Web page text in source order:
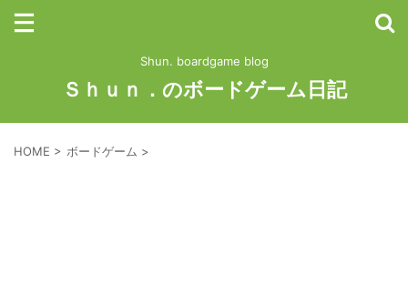
Shun. boardgame blog
Ｓｈｕｎ．のボードゲーム日記
HOME > ボードゲーム >